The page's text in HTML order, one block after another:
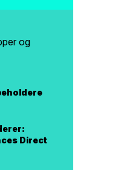
og
Direct